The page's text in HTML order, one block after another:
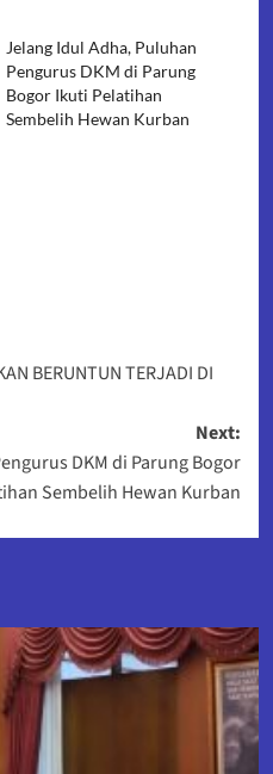
Jelang Idul Adha, Puluhan
Pengurus DKM di Parung
Bogor Ikuti Pelatihan
Sembelih Hewan Kurban
BERUNTUN TERJADI DI
Next:
DKM di Parung Bogor
Sembelih Hewan Kurban